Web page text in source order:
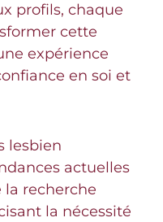
profils, chaque
cette
expérience
en soi et
lesbien
actuelles
recherche
la nécessité